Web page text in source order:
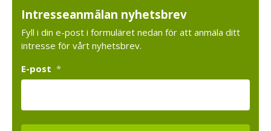
Intresseanmälan nyhetsbrev
Fyll i din e-post i formuläret nedan för att anmäla ditt
intresse för vårt nyhetsbrev.
E-post *